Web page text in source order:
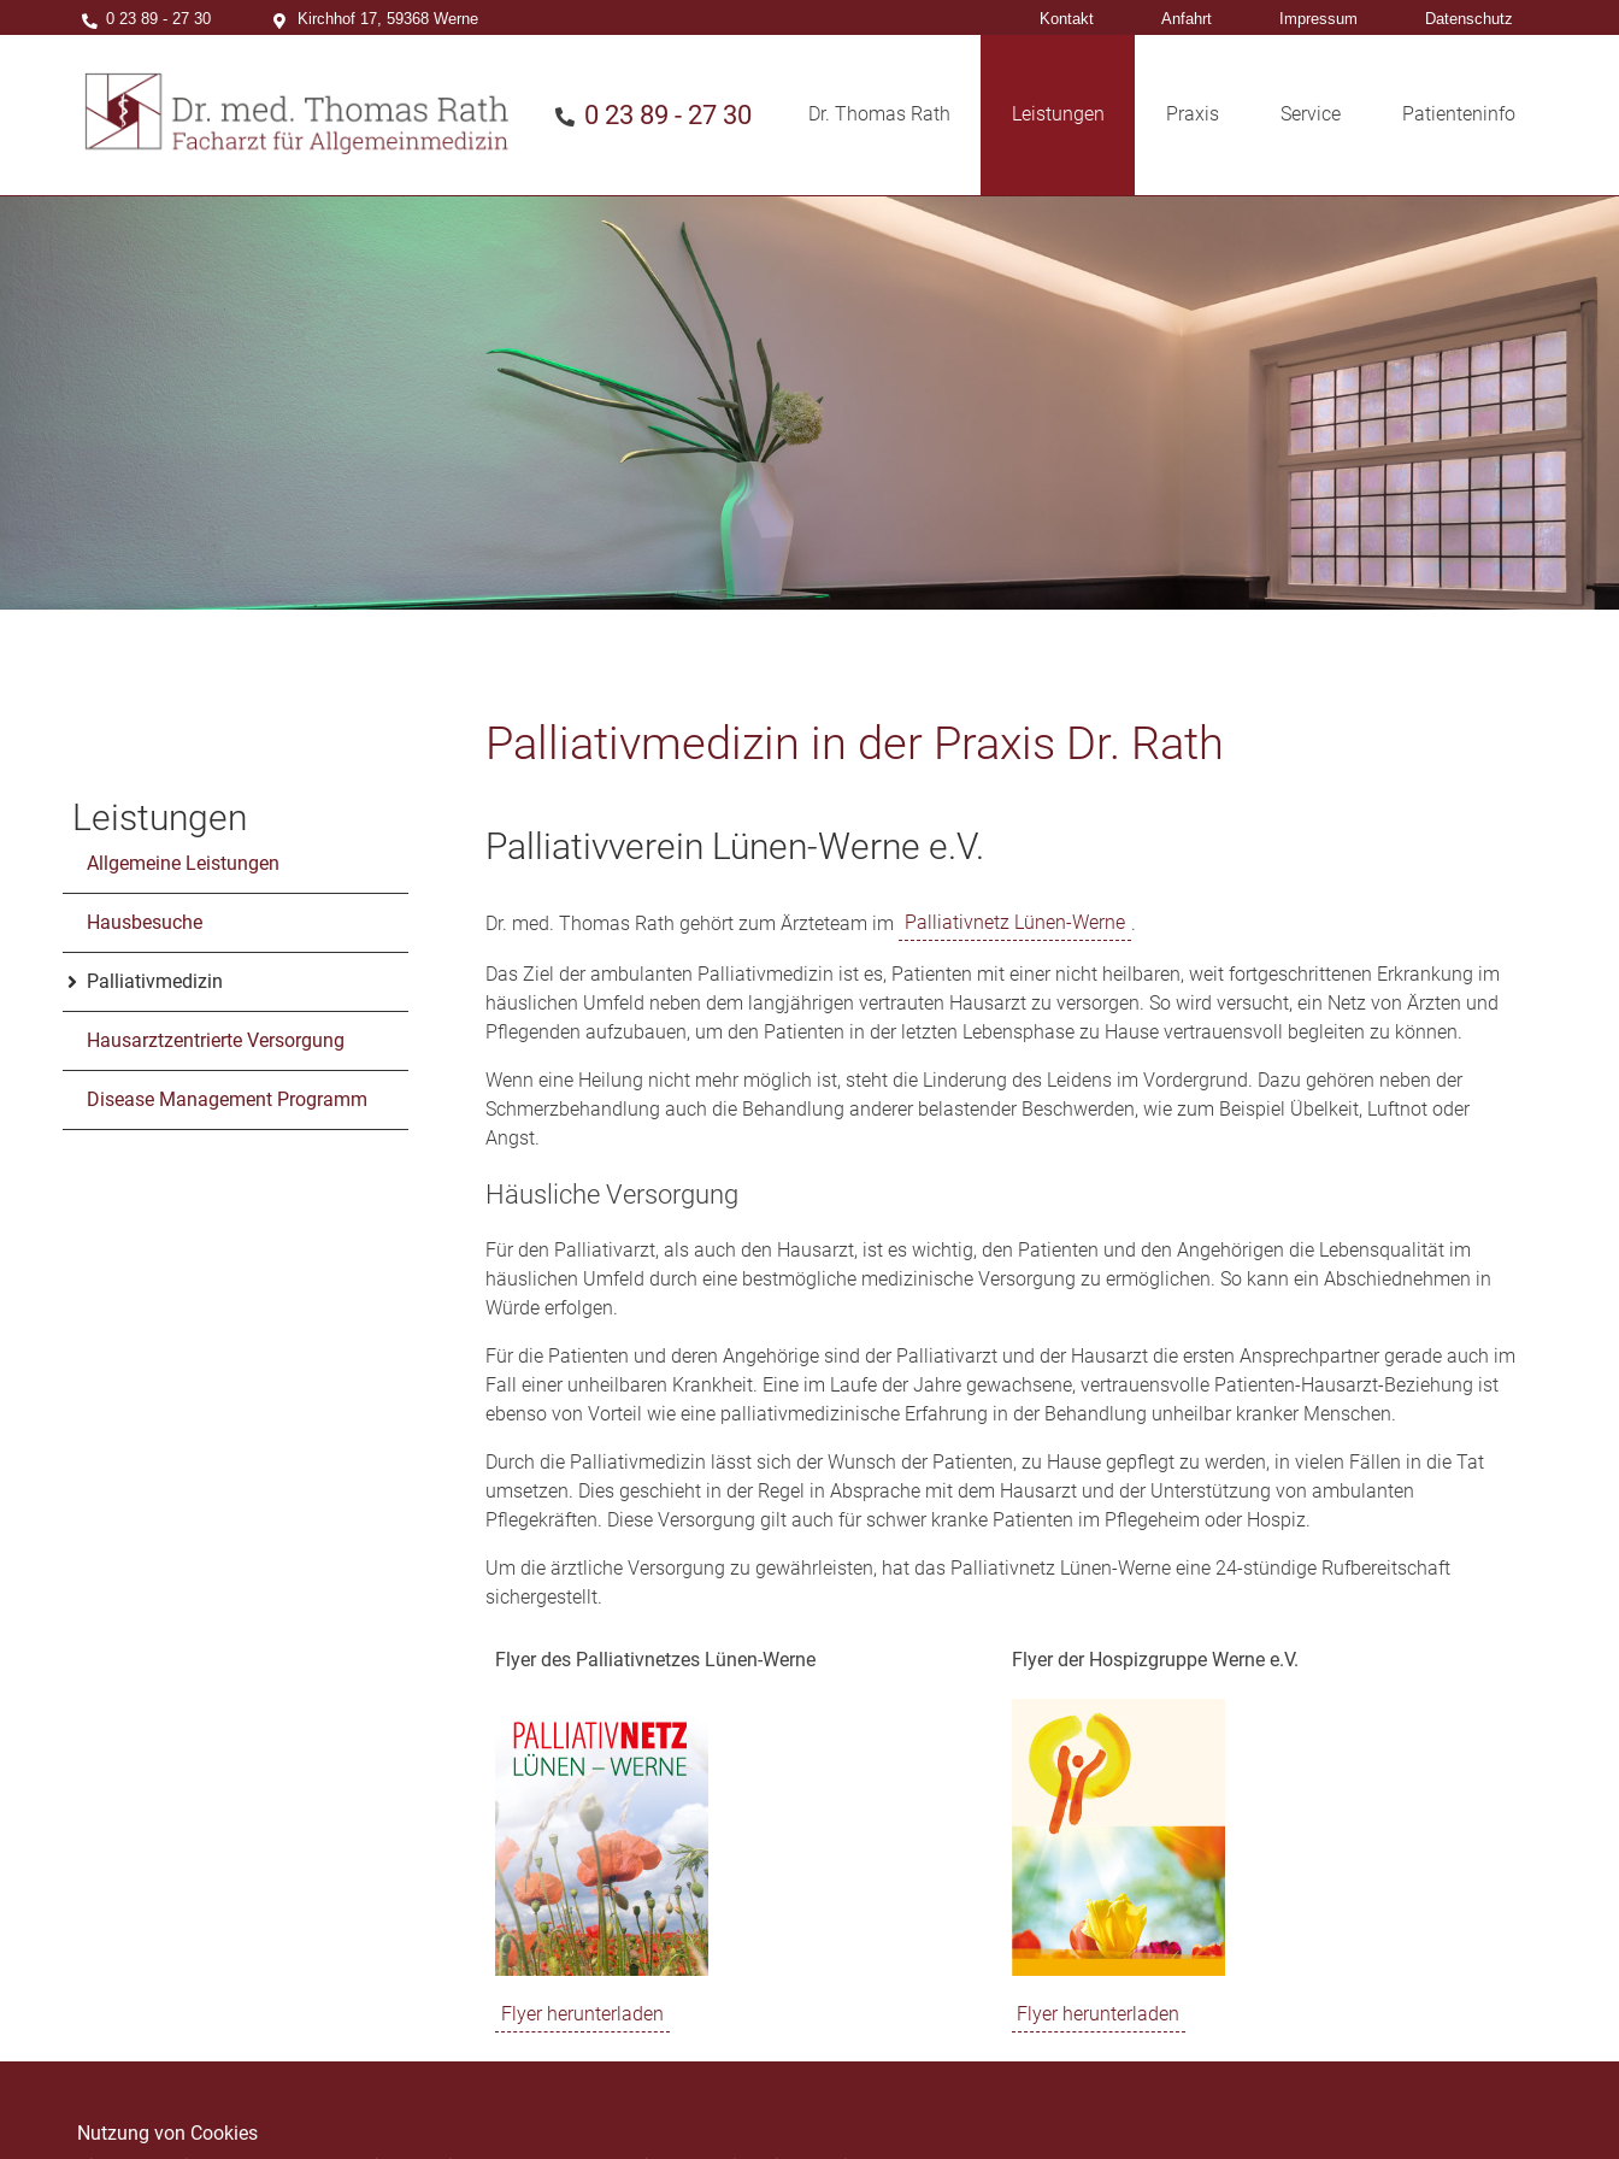
0 23 89 - 27 30 Kirchhof 17, 59368 Werne Kontakt Anfahrt Impressum Datenschutz
0 23 89 - 27 30 Dr. Thomas Rath Leistungen Praxis Service Patienteninfo
Leistungen
Allgemeine Leistungen
Hausbesuche
Palliativmedizin
Hausarztzentrierte Versorgung
Disease Management Programm
Palliativmedizin in der Praxis Dr. Rath
Palliativverein Lünen-Werne e.V.
Dr. med. Thomas Rath gehört zum Ärzteteam im Palliativnetz Lünen-Werne .
Das Ziel der ambulanten Palliativmedizin ist es, Patienten mit einer nicht heilbaren, weit fortgeschrittenen Erkrankung im
häuslichen Umfeld neben dem langjährigen vertrauten Hausarzt zu versorgen. So wird versucht, ein Netz von Ärzten und
Pflegenden aufzubauen, um den Patienten in der letzten Lebensphase zu Hause vertrauensvoll begleiten zu können.
Wenn eine Heilung nicht mehr möglich ist, steht die Linderung des Leidens im Vordergrund. Dazu gehören neben der
Schmerzbehandlung auch die Behandlung anderer belastender Beschwerden, wie zum Beispiel Übelkeit, Luftnot oder
Angst.
Häusliche Versorgung
Für den Palliativarzt, als auch den Hausarzt, ist es wichtig, den Patienten und den Angehörigen die Lebensqualität im
häuslichen Umfeld durch eine bestmögliche medizinische Versorgung zu ermöglichen. So kann ein Abschiednehmen in
Würde erfolgen.
Für die Patienten und deren Angehörige sind der Palliativarzt und der Hausarzt die ersten Ansprechpartner gerade auch im
Fall einer unheilbaren Krankheit. Eine im Laufe der Jahre gewachsene, vertrauensvolle Patienten-Hausarzt-Beziehung ist
ebenso von Vorteil wie eine palliativmedizinische Erfahrung in der Behandlung unheilbar kranker Menschen.
Durch die Palliativmedizin lässt sich der Wunsch der Patienten, zu Hause gepflegt zu werden, in vielen Fällen in die Tat
umsetzen. Dies geschieht in der Regel in Absprache mit dem Hausarzt und der Unterstützung von ambulanten
Pflegekräften. Diese Versorgung gilt auch für schwer kranke Patienten im Pflegeheim oder Hospiz.
Um die ärztliche Versorgung zu gewährleisten, hat das Palliativnetz Lünen-Werne eine 24-stündige Rufbereitschaft
sichergestellt.
Flyer des Palliativnetzes Lünen-Werne
Flyer herunterladen
Flyer der Hospizgruppe Werne e.V.
Flyer herunterladen
Nutzung von Cookies